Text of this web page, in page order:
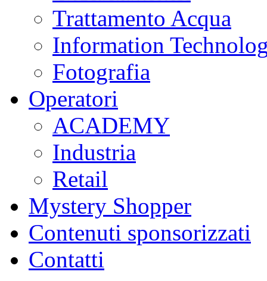
Trattamento Acqua
Information
Fotografia
Operatori
ACADEMY
Industria
Retail
Mystery Shopper
Contenuti sponsorizzati
Contatti